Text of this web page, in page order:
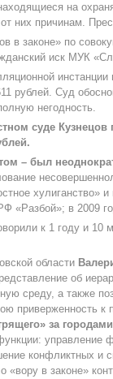
на
них причинам.
законе» по
иск МУК
инстанции
рублей. Суд
негодность.
суде
– был
«Разбой»; в 2009
к 1 году и
области
об
среду, а также
приверженность
за
конфликтных и
в законе»